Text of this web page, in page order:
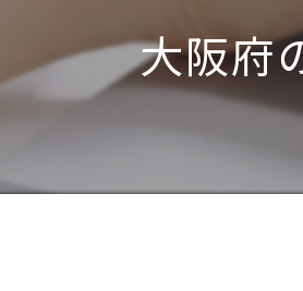
大阪府